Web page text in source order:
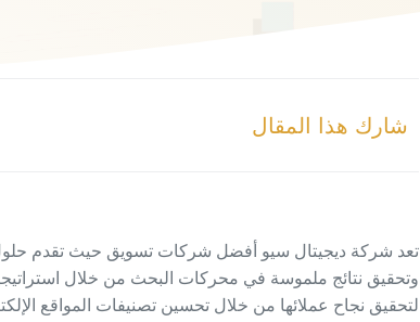
شارك هذا المقال
تعد شركة ديجيتال سيو أفضل شركات تسويق حيث تقدم
وتحقيق نتائج ملموسة في محركات البحث من خلال
لتحقيق نجاح عملائها من خلال تحسين تصنيفات المواقع